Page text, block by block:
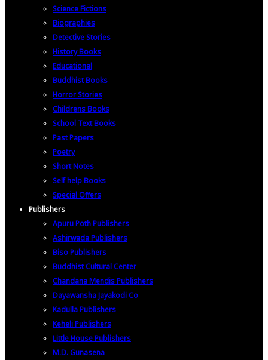
Science Fictions
Biographies
Detective Stories
History Books
Educational
Buddhist Books
Horror Stories
Childrens Books
School Text Books
Past Papers
Poetry
Short Notes
Self help Books
Special Offers
Publishers
Apuru Poth Publishers
Ashirwada Publishers
Biso Publishers
Buddhist Cultural Center
Chandana Mendis Publishers
Dayawansha Jayakodi Co
Kadulla Publishers
Keheli Publishers
Little House Publishers
M.D. Gunasena